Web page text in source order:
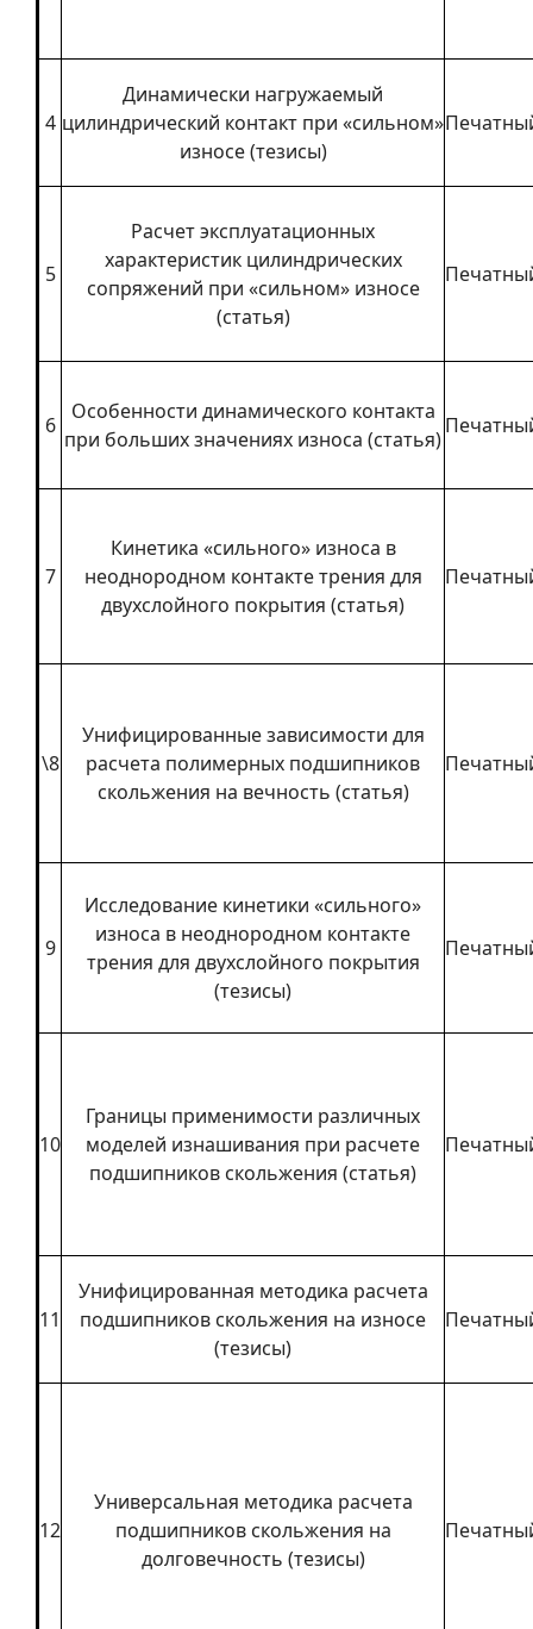
4
Динамически нагружаемый
цилиндрический контакт при «сильном»
износе (тезисы)
5
Расчет эксплуатационных
характеристик цилиндрических
сопряжений при «сильном» износе
(статья)
6
Особенности динамического контакта
при больших значениях износа (статья)
7
Кинетика «сильного» износа в
неоднородном контакте трения для
двухслойного покрытия (статья)
\8
Унифицированные зависимости для
расчета полимерных подшипников
скольжения на вечность (статья)
9
Исследование кинетики «сильного»
износа в неоднородном контакте
трения для двухслойного покрытия
(тезисы)
10
Границы применимости различных
моделей изнашивания при расчете
подшипников скольжения (статья)
11
Унифицированная методика расчета
подшипников скольжения на износе
(тезисы)
12
Универсальная методика расчета
подшипников скольжения на
долговечность (тезисы)